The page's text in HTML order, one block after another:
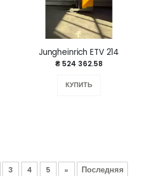
Jungheinrich ETV 214
₴ 524 362.58
КУПИТЬ
3 4 5 » Последняя